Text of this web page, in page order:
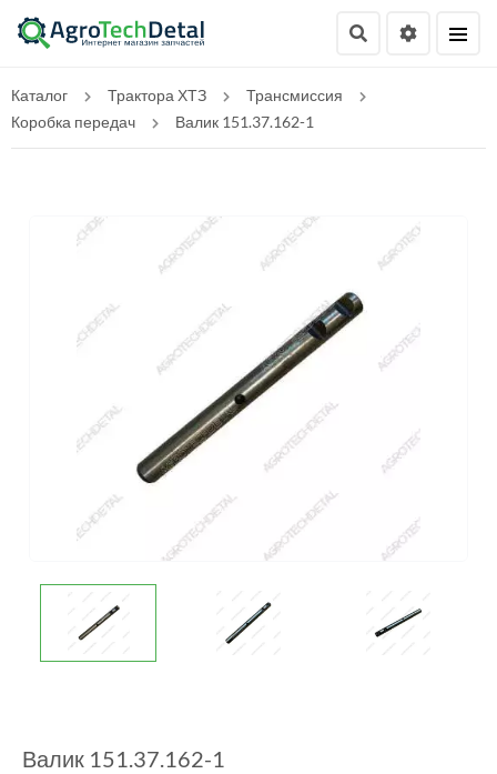
Каталог Трактора ХТЗ
Трансмиссия
Коробка передач
Валик 151.37.162-1
Валик 151.37.162-1